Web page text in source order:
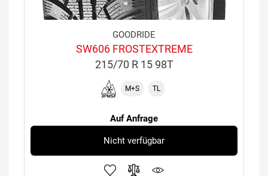
GOODRIDE
SW606 FROSTEXTREME
215/70 R 15 98T
M+S TL
Auf Anfrage
Nicht verfügbar